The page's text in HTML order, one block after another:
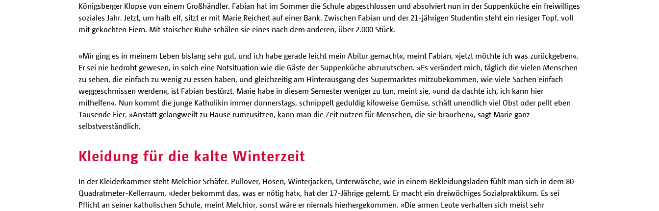
Königsberger Klopse von einem Großhändler. Fabian hat im Sommer die Schule abgeschlossen und absolviert nun in der Suppenküche ein freiwilliges
soziales Jahr. Jetzt, um halb elf, sitzt er mit Marie Reichert auf einer Bank. Zwischen Fabian und der 21-jährigen Studentin steht ein riesiger Topf, voll
mit gekochten Eiern. Mit stoischer Ruhe schälen sie eines nach dem anderen, über 2.000 Stück.
»Mir ging es in meinem Leben bislang sehr gut, und ich habe gerade leicht mein Abitur gemacht«, meint Fabian, »jetzt möchte ich was zurückgeben«.
Er sei nie bedroht gewesen, in solch eine Notsituation wie die Gäste der Suppenküche abzurutschen. »Es verändert mich, täglich die vielen Menschen
zu sehen, die einfach zu wenig zu essen haben, und gleichzeitig am Hinterausgang des Supermarktes mitzubekommen, wie viele Sachen einfach
weggeschmissen werden«, ist Fabian bestürzt. Marie habe in diesem Semester weniger zu tun, meint sie, »und da dachte ich, ich kann hier
mithelfen«. Nun kommt die junge Katholikin immer donnerstags, schnippelt geduldig kiloweise Gemüse, schält unendlich viel Obst oder pellt eben
Tausende Eier. »Anstatt gelangweilt zu Hause rumzusitzen, kann man die Zeit nutzen für Menschen, die sie brauchen«, sagt Marie ganz
selbstverständlich.
Kleidung für die kalte Winterzeit
In der Kleiderkammer steht Melchior Schäfer. Pullover, Hosen, Winterjacken, Unterwäsche, wie in einem Bekleidungsladen fühlt man sich in dem 80-
Quadratmeter-Kellerraum. »Jeder bekommt das, was er nötig hat«, hat der 17-Jährige gelernt. Er macht ein dreiwöchiges Sozialpraktikum. Es sei
Pflicht an seiner katholischen Schule, meint Melchior, sonst wäre er niemals hierhergekommen. »Die armen Leute verhalten sich meist sehr